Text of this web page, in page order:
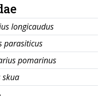
longicaudus
parasiticus
pomarinus
skua